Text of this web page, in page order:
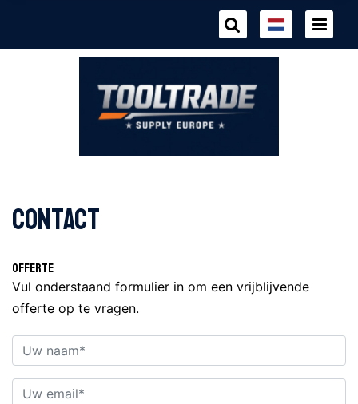
Contact
Offerte
Vul onderstaand formulier in om een vrijblijvende
offerte op te vragen.